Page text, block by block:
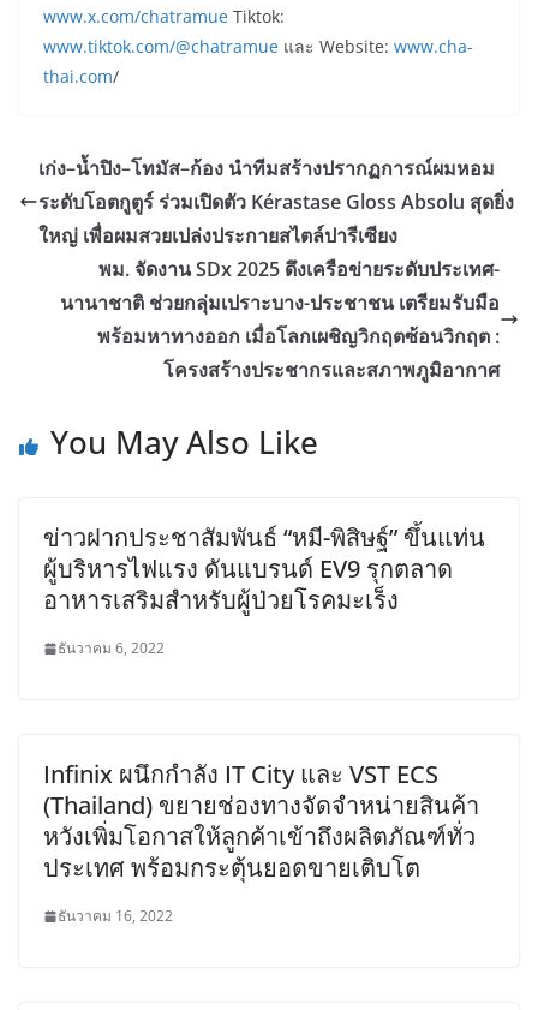
www.x.com/chatramue Tiktok:
www.tiktok.com/@chatramue และ Website: www.cha-
thai.com/
เก่ง–น้ำปิง–โทมัส–ก้อง นำทีมสร้างปรากฏการณ์ผมหอม
ระดับโอตกูตูร์ ร่วมเปิดตัว Kérastase Gloss Absolu สุดยิ่ง
ใหญ่ เพื่อผมสวยเปล่งประกายสไตล์ปารีเซียง
พม. จัดงาน SDx 2025 ดึงเครือข่ายระดับประเทศ-
นานาชาติ ช่วยกลุ่มเปราะบาง-ประชาชน เตรียมรับมือ
พร้อมหาทางออก เมื่อโลกเผชิญวิกฤตซ้อนวิกฤต :
โครงสร้างประชากรและสภาพภูมิอากาศ
You May Also Like
ข่าวฝากประชาสัมพันธ์ “หมี-พิสิษฐ์” ขึ้นแท่น
ผู้บริหารไฟแรง ดันแบรนด์ EV9 รุกตลาด
อาหารเสริมสำหรับผู้ป่วยโรคมะเร็ง
ธันวาคม 6, 2022
Infinix ผนึกกำลัง IT City และ VST ECS
(Thailand) ขยายช่องทางจัดจำหน่ายสินค้า
หวังเพิ่มโอกาสให้ลูกค้าเข้าถึงผลิตภัณฑ์ทั่ว
ประเทศ พร้อมกระตุ้นยอดขายเติบโต
ธันวาคม 16, 2022